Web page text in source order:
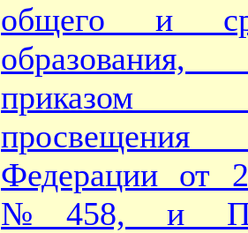
общего и
приказом
Федерации от
№458, и